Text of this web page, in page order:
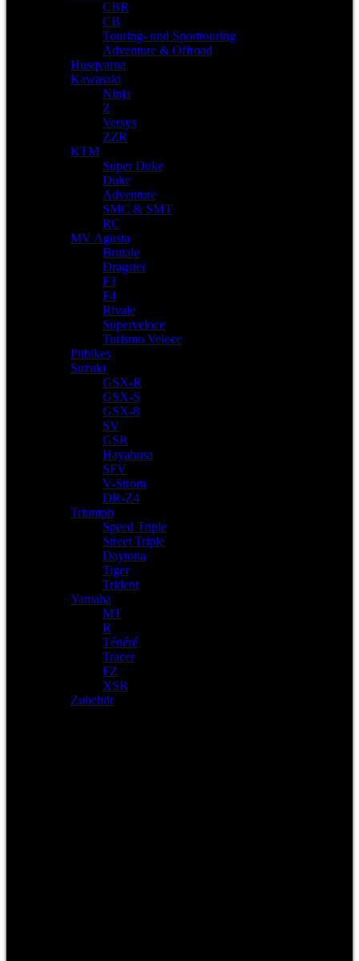
CBR
CB
Touring- und Sporttouring
Adventure & Offroad
Husqvarna
Kawasaki
Ninja
Z
Versys
ZZR
KTM
Super Duke
Duke
Adventure
SMC & SMT
RC
MV Agusta
Brutale
Dragster
F3
F4
Rivale
Superveloce
Turismo Veloce
Pitbikes
Suzuki
GSX-R
GSX-S
GSX-8
SV
GSR
Hayabusa
SFV
V-Strom
DR-Z4
Triumph
Speed Triple
Street Triple
Daytona
Tiger
Trident
Yamaha
MT
R
Ténéré
Tracer
FZ
XSR
Zubehör